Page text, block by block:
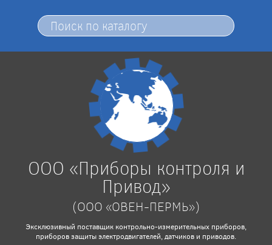
ООО «Приборы контроля и
Привод»
(ООО «ОВЕН-ПЕРМЬ»)
Эксклюзивный поставщик контрольно-измерительных приборов,
приборов защиты электродвигателей, датчиков и приводов.